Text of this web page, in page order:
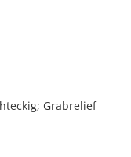
Grabrelief